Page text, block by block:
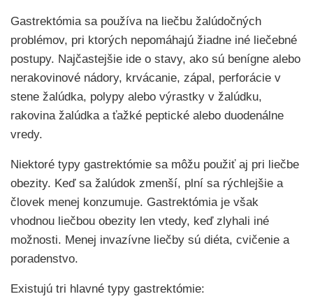
Gastrektómia sa používa na liečbu žalúdočných
problémov, pri ktorých nepomáhajú žiadne iné liečebné
postupy. Najčastejšie ide o stavy, ako sú benígne alebo
nerakovinové nádory, krvácanie, zápal, perforácie v
stene žalúdka, polypy alebo výrastky v žalúdku,
rakovina žalúdka a ťažké peptické alebo duodenálne
vredy.
Niektoré typy gastrektómie sa môžu použiť aj pri liečbe
obezity. Keď sa žalúdok zmenší, plní sa rýchlejšie a
človek menej konzumuje. Gastrektómia je však
vhodnou liečbou obezity len vtedy, keď zlyhali iné
možnosti. Menej invazívne liečby sú diéta, cvičenie a
poradenstvo.
Existujú tri hlavné typy gastrektómie: